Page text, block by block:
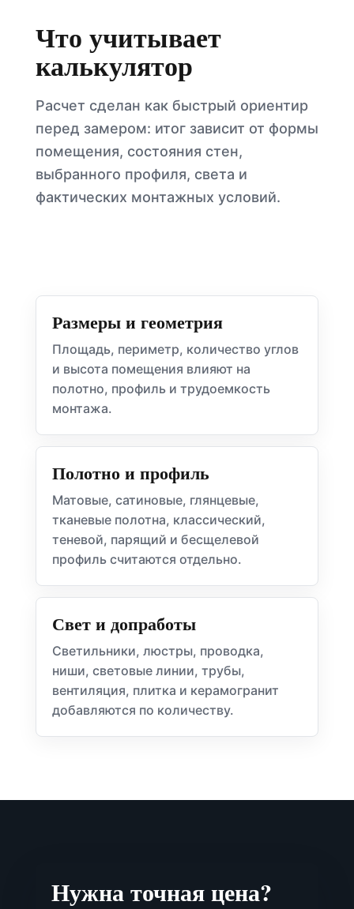
Что учитывает
калькулятор
Расчет сделан как быстрый ориентир
перед замером: итог зависит от формы
помещения, состояния стен,
выбранного профиля, света и
фактических монтажных условий.
Размеры и геометрия
Площадь, периметр, количество углов
и высота помещения влияют на
полотно, профиль и трудоемкость
монтажа.
Полотно и профиль
Матовые, сатиновые, глянцевые,
тканевые полотна, классический,
теневой, парящий и бесщелевой
профиль считаются отдельно.
Свет и допработы
Светильники, люстры, проводка,
ниши, световые линии, трубы,
вентиляция, плитка и керамогранит
добавляются по количеству.
Нужна точная цена?